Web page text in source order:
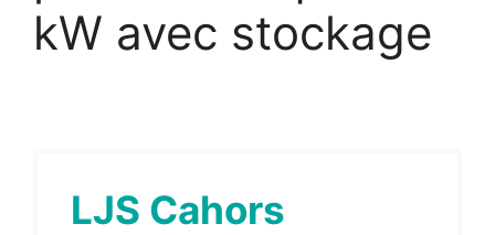
kW avec stockage
LJS Cahors